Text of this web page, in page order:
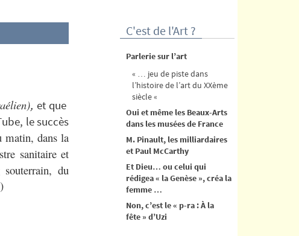
, et que
le succès
matin, dans la
sanitaire et
du
C'est de l'Art ?
Parlerie sur l’art
« … jeu de piste dans
l’histoire de l’art du XXème
siècle «
Oui et même les Beaux-Arts
dans les musées de France
M. Pinault, les milliardaires
et Paul McCarthy
Et Dieu… ou celui qui
rédigea « la Genèse », créa la
femme …
Non, c’est le « p-ra : À la
fête » d’Uzi